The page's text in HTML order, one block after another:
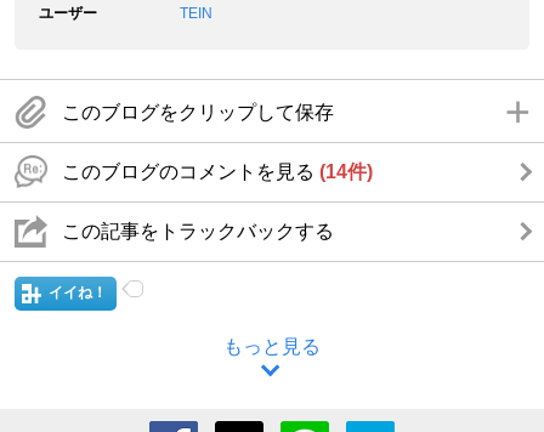
ユーザー
TEIN
このブログをクリップして保存
このブログのコメントを見る (14件)
この記事をトラックバックする
イイね！
もっと見る